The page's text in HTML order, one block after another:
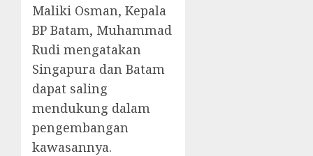
Maliki Osman, Kepala
BP Batam, Muhammad
Rudi mengatakan
Singapura dan Batam
dapat saling
mendukung dalam
pengembangan
kawasannya.